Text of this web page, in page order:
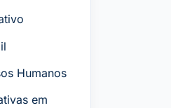
Humanos
em